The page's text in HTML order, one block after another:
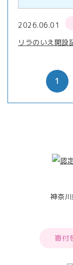
2026.06.01
リラのいえ開設
1
神奈
寄付